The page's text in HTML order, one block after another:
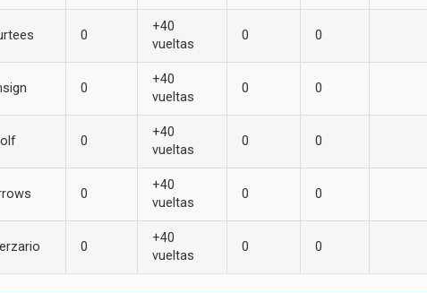
0
+40
vueltas
0 0
0
+40
vueltas
0 0
0
+40
vueltas
0 0
0
+40
vueltas
0 0
0
+40
vueltas
0 0